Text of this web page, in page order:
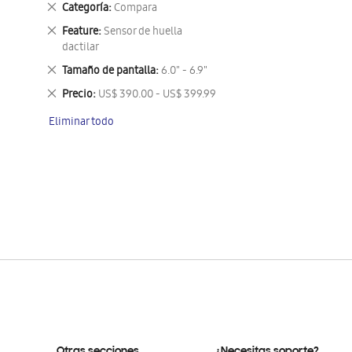
Categoría Compara
Eliminar
este
artículo
Feature Sensor de huella
dactilar
Eliminar
este
artículo
Tamaño de pantalla 6.0" - 6.9"
Eliminar
este
artículo
Precio US$ 390.00 - US$ 399.99
Eliminar
artículo
Eliminar todo